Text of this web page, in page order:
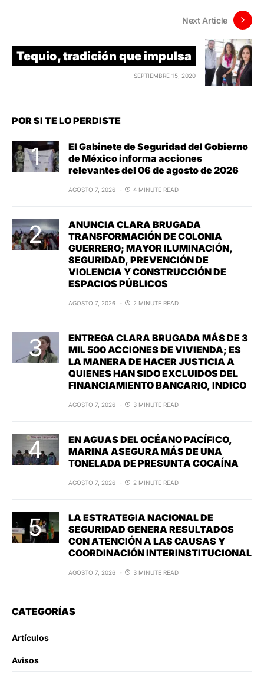
Next Article
Tequio, tradición que impulsa
SEPTIEMBRE 15, 2020
POR SI TE LO PERDISTE
El Gabinete de Seguridad del Gobierno
de México informa acciones
relevantes del 06 de agosto de 2026
AGOSTO 7, 2026 4 MINUTE READ
ANUNCIA CLARA BRUGADA
TRANSFORMACIÓN DE COLONIA
GUERRERO; MAYOR ILUMINACIÓN,
SEGURIDAD, PREVENCIÓN DE
VIOLENCIA Y CONSTRUCCIÓN DE
ESPACIOS PÚBLICOS
AGOSTO 7, 2026 2 MINUTE READ
ENTREGA CLARA BRUGADA MÁS DE 3
MIL 500 ACCIONES DE VIVIENDA; ES
LA MANERA DE HACER JUSTICIA A
QUIENES HAN SIDO EXCLUIDOS DEL
FINANCIAMIENTO BANCARIO, INDICO
AGOSTO 7, 2026 3 MINUTE READ
EN AGUAS DEL OCÉANO PACÍFICO,
MARINA ASEGURA MÁS DE UNA
TONELADA DE PRESUNTA COCAÍNA
AGOSTO 7, 2026 2 MINUTE READ
LA ESTRATEGIA NACIONAL DE
SEGURIDAD GENERA RESULTADOS
CON ATENCIÓN A LAS CAUSAS Y
COORDINACIÓN INTERINSTITUCIONAL
AGOSTO 7, 2026 3 MINUTE READ
CATEGORÍAS
Artículos
Avisos